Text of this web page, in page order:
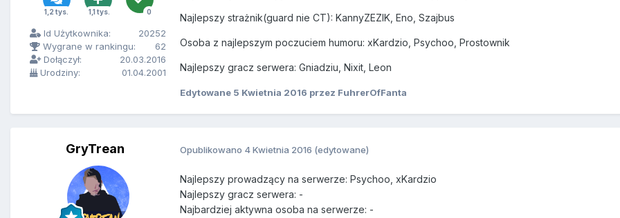
1,2 tys. 1,1 tys. 0
Id Użytkownika:
20252
Wygrane w rankingu:
62
Dołączył:
20.03.2016
Urodziny:
01.04.2001
Najlepszy strażnik(guard nie CT): KannyZEZIK, Eno, Szajbus
Osoba z najlepszym poczuciem humoru: xKardzio, Psychoo, Prostownik
Najlepszy gracz serwera: Gniadziu, Nixit, Leon
Edytowane 5 Kwietnia 2016 przez FuhrerOfFanta
GryTrean Opublikowano 4 Kwietnia 2016 (edytowane)
Najlepszy prowadzący na serwerze: Psychoo, xKardzio
Najlepszy gracz serwera: -
Najbardziej aktywna osoba na serwerze: -